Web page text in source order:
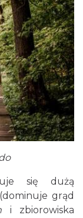
się dużą
grąd
i zbiorowiska